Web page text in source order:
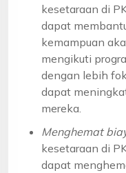
kesetaraan di
dapat
kemampuan
mengikuti
dengan lebih
dapat
mereka.
Menghemat
kesetaraan di
dapat